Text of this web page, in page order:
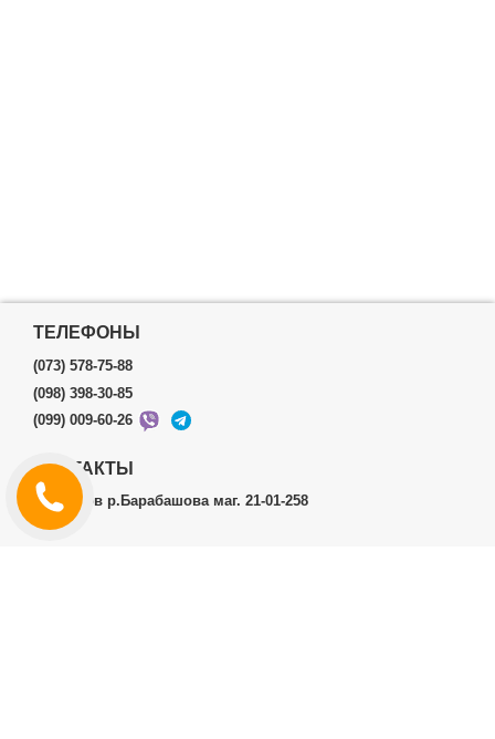
ТЕЛЕФОНЫ
(073) 578-75-88
(098) 398-30-85
(099) 009-60-26
КОНТАКТЫ
г.Харьков р.Барабашова маг. 21-01-258